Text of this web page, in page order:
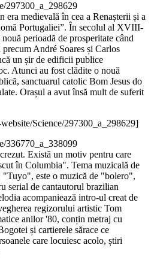
297300_a_298629
era medievală în cea a Renașterii și a
Portugaliei”. În secolul al XVIII-
perioadă de prosperitate când
André Soares și Carlos
un șir de edificii publice
Atunci au fost clădite o nouă
sanctuarul catolic Bom Jesus do
Orașul a avut însă mult de suferit
Science/297300_a_298629]
336770_a_338099
Există un motiv pentru care
în Columbia". Tema muzicală de
este o muzică de "bolero",
serial de cantautorul brazilian
acompaniează intro-ul creat de
regizorului artistic Tom
anilor '80, conțin metraj cu
și cartierele sărace ce
care locuiesc acolo, știri